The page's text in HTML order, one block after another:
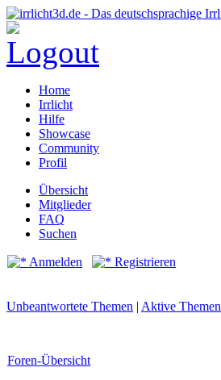
Home
Irrlicht
Hilfe
Showcase
Community
Profil
Übersicht
Mitglieder
FAQ
Suchen
Anmelden Registrieren
Unbeantwortete Themen | Aktive Themen
Foren-Übersicht